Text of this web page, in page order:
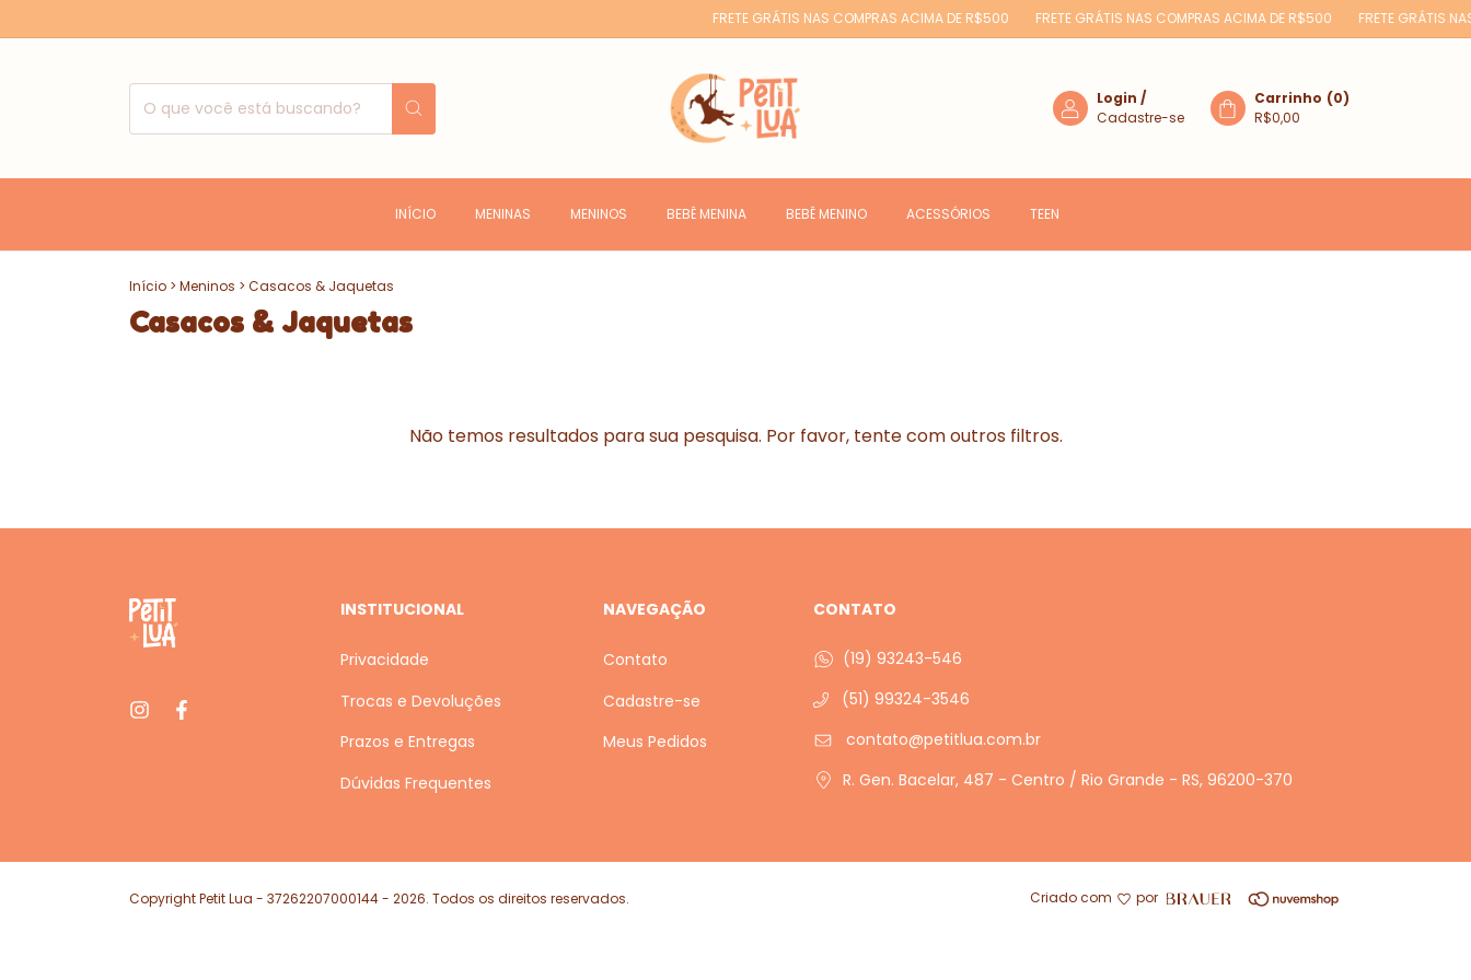
FRETE GRÁTIS NAS COMPRAS ACIMA DE R$500 FRETE GRÁTIS NAS COMPRAS ACIMA DE R$500 FRETE GRÁTIS
Login /
Cadastre-se
Carrinho (0)
R$0,00
INÍCIO MENINAS MENINOS BEBÊ MENINA BEBÊ MENINO ACESSÓRIOS TEEN
Início > Meninos > Casacos & Jaquetas
Casacos & Jaquetas
Não temos resultados para sua pesquisa. Por favor, tente com outros filtros.
INSTITUCIONAL
Privacidade
Trocas e Devoluções
Prazos e Entregas
Dúvidas Frequentes
NAVEGAÇÃO
Contato
Cadastre-se
Meus Pedidos
CONTATO
(19) 93243-546
(51) 99324-3546
contato@petitlua.com.br
R. Gen. Bacelar, 487 - Centro / Rio Grande - RS, 96200-370
Copyright Petit Lua - 37262207000144 - 2026. Todos os direitos reservados. Criado com por